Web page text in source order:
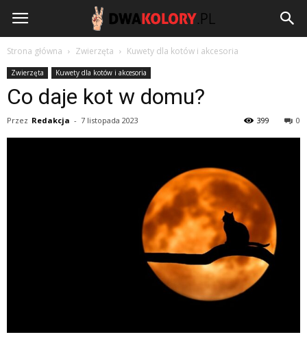
DwaKolory.pl
Strona główna Zwierzęta Kuwety dla kotów i akcesoria
Zwierzęta Kuwety dla kotów i akcesoria
Co daje kot w domu?
Przez Redakcja - 7 listopada 2023 0
399